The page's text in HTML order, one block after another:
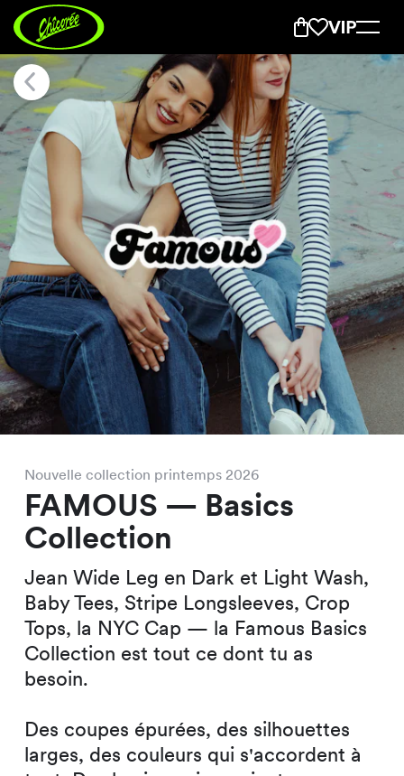
FAMOUS — Basics Collection
Nouvelle collection printemps 2026
FAMOUS — Basics
Collection
Jean Wide Leg en Dark et Light Wash,
Baby Tees, Stripe Longsleeves, Crop
Tops, la NYC Cap — la Famous Basics
Collection est tout ce dont tu as
besoin.
Des coupes épurées, des silhouettes
larges, des couleurs qui s'accordent à